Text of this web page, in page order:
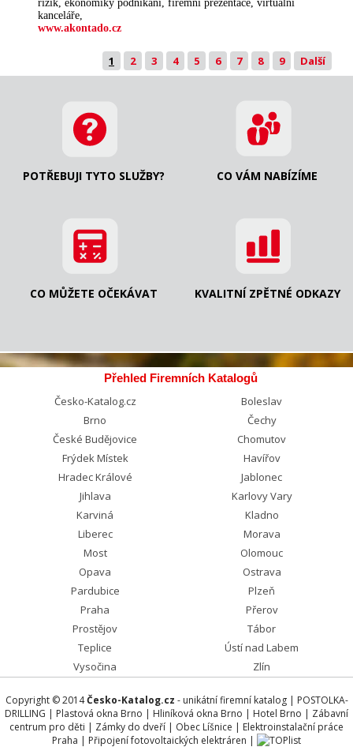
rizik, ekonomiky podnikání, firemní prezentace, virtuální
kanceláře,
www.akontado.cz
1 2 3 4 5 6 7 8 9 Další
POTŘEBUJI TYTO SLUŽBY? CO VÁM NABÍZÍME
CO MŮŽETE OČEKÁVAT KVALITNÍ ZPĚTNÉ ODKAZY
Přehled Firemních Katalogů
Česko-Katalog.cz
Boleslav
Brno
Čechy
České Budějovice
Chomutov
Frýdek Místek
Havířov
Hradec Králové
Jablonec
Jihlava
Karlovy Vary
Karviná
Kladno
Liberec
Morava
Most
Olomouc
Opava
Ostrava
Pardubice
Plzeň
Praha
Přerov
Prostějov
Tábor
Teplice
Ústí nad Labem
Vysočina
Zlín
Copyright © 2014Česko-Katalog.cz - unikátní firemní katalog | POSTOLKA-
DRILLING | Plastová okna Brno | Hliníková okna Brno | Hotel Brno | Zábavní
centrum pro děti | Zámky do dveří | Obec Líšnice | Elektroinstalační práce
Praha | Připojení fotovoltaických elektráren |